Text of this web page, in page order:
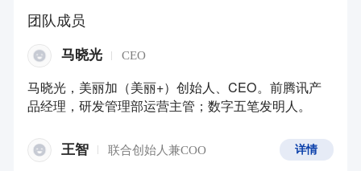
团队成员
马晓光 CEO
马晓光，美丽加（美丽+）创始人、CEO。前腾讯产
品经理，研发管理部运营主管；数字五笔发明人。
王智 联合创始人兼COO 详情